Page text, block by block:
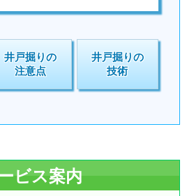
井戸掘りの
注意点
井戸掘りの
技術
ビス案内